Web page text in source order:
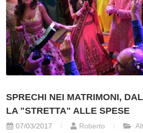
SPRECHI NEI MATRIMONI,
LA "STRETTA" ALLE SPESE
07/03/2017 Roberto